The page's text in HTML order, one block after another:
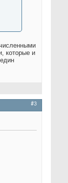
которые и
#3